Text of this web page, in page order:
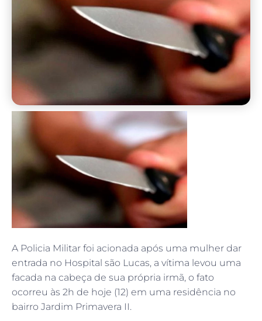
A Policia Militar foi acionada após uma mulher dar
entrada no Hospital são Lucas, a vítima levou uma
facada na cabeça de sua própria irmã, o fato
ocorreu às 2h de hoje (12) em uma residência no
bairro Jardim Primavera II.